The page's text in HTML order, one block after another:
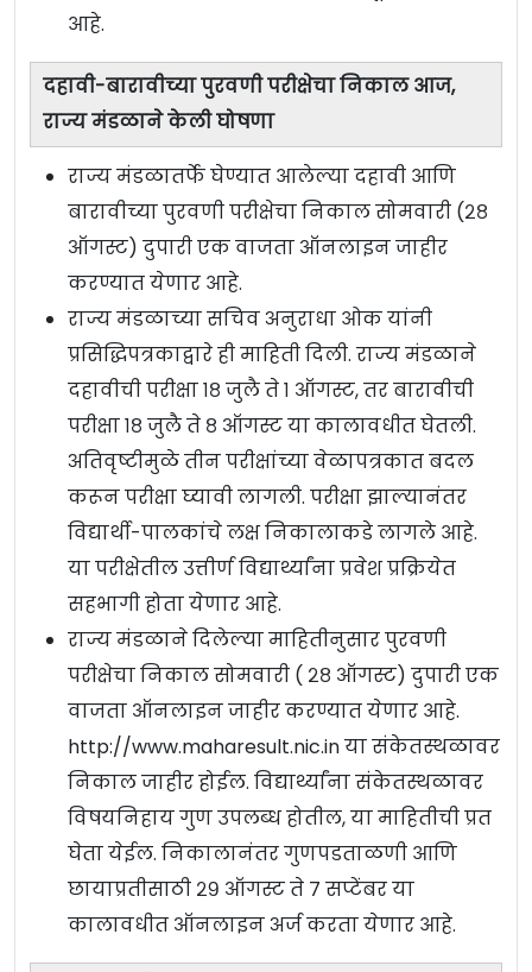
आहे.
दहावी-बारावीच्या पुरवणी परीक्षेचा निकाल आज,
राज्य मंडळाने केली घोषणा
राज्य मंडळातर्फे घेण्यात आलेल्या दहावी आणि
बारावीच्या पुरवणी परीक्षेचा निकाल सोमवारी (२८
ऑगस्ट) दुपारी एक वाजता ऑनलाइन जाहीर
करण्यात येणार आहे.
राज्य मंडळाच्या सचिव अनुराधा ओक यांनी
प्रसिद्धिपत्रकाद्वारे ही माहिती दिली. राज्य मंडळाने
दहावीची परीक्षा १८ जुलै ते १ ऑगस्ट, तर बारावीची
परीक्षा १८ जुलै ते ८ ऑगस्ट या कालावधीत घेतली.
अतिवृष्टीमुळे तीन परीक्षांच्या वेळापत्रकात बदल
करून परीक्षा घ्यावी लागली. परीक्षा झाल्यानंतर
विद्यार्थी-पालकांचे लक्ष निकालाकडे लागले आहे.
या परीक्षेतील उत्तीर्ण विद्यार्थ्यांना प्रवेश प्रक्रियेत
सहभागी होता येणार आहे.
राज्य मंडळाने दिलेल्या माहितीनुसार पुरवणी
परीक्षेचा निकाल सोमवारी ( २८ ऑगस्ट) दुपारी एक
वाजता ऑनलाइन जाहीर करण्यात येणार आहे.
http://www.maharesult.nic.in या संकेतस्थळावर
निकाल जाहीर होईल. विद्यार्थ्यांना संकेतस्थळावर
विषयनिहाय गुण उपलब्ध होतील, या माहितीची प्रत
घेता येईल. निकालानंतर गुणपडताळणी आणि
छायाप्रतीसाठी २९ ऑगस्ट ते ७ सप्टेंबर या
कालावधीत ऑनलाइन अर्ज करता येणार आहे.